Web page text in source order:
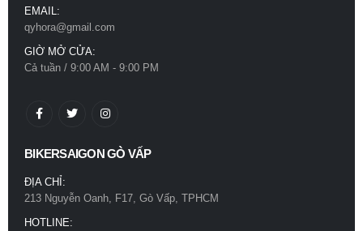
EMAIL:
qyhora@gmail.com
GIỜ MỞ CỬA:
Cả tuần / 9:00 AM - 9:00 PM
BIKERSAIGON GÒ VẤP
ĐỊA CHỈ:
213 Nguyễn Oanh, F17, Gò Vấp, TPHCM
HOTLINE: